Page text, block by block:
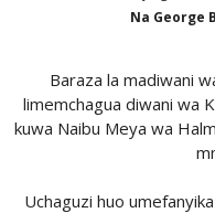
Na George
Baraza la madiwani
limemchagua diwani wa
kuwa Naibu Meya wa
Uchaguzi huo